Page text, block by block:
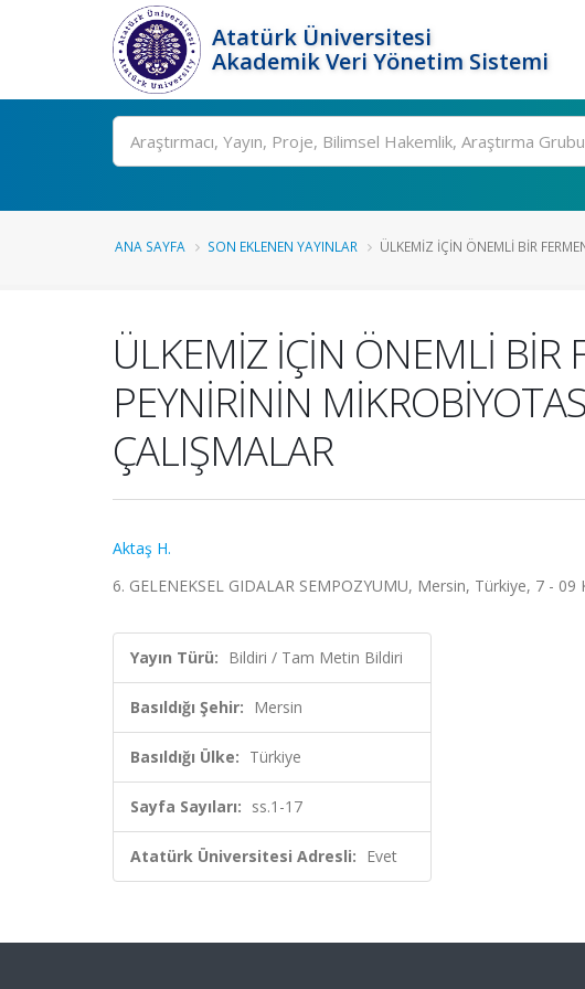
Atatürk Üniversitesi
Akademik Veri Yönetim Sistemi
Ara
ANA SAYFA SON EKLENEN YAYINLAR ÜLKEMİZ İÇİN ÖNEMLİ BİR
ÜLKEMİZ İÇİN ÖNEMLİ BİR
PEYNİRİNİN
ÇALIŞMALAR
Aktaş H.
6. GELENEKSEL GIDALAR SEMPOZYUMU, Mersin, Türkiye, 7 -
Yayın Türü: Bildiri / Tam Metin Bildiri
Basıldığı Şehir: Mersin
Basıldığı Ülke: Türkiye
Sayfa Sayıları: ss.1-17
Atatürk Üniversitesi Adresli: Evet